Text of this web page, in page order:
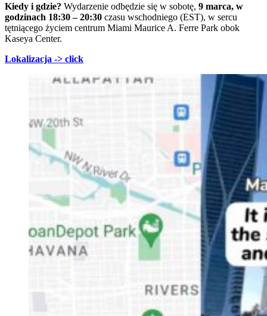
Kiedy i gdzie? Wydarzenie odbędzie się w sobotę, 9 marca, w
godzinach 18:30 – 20:30 czasu wschodniego (EST), w sercu
tętniącego życiem centrum Miami Maurice A. Ferre Park obok
Kaseya Center.
Lokalizacja -> click